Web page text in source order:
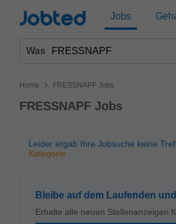
Jobted Jobs
Was
Home > FRESSNAPF Jobs
FRESSNAPF Jobs
Leider ergab Ihre Jobsuche keine
Kategorie
Bleibe auf dem Laufenden
Erhalte alle neuen Stellenanzeigen